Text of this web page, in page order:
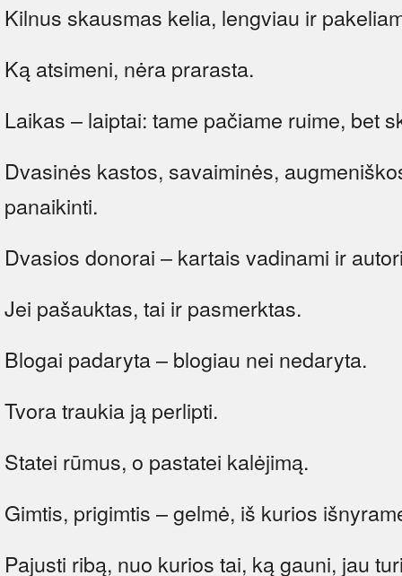
Kilnus skausmas kelia, lengviau ir
Ką atsimeni, nėra prarasta.
Laikas – laiptai: tame pačiame ruime, bet
Dvasinės kastos, savaiminės,
panaikinti.
Dvasios donorai – kartais vadinami ir
Jei pašauktas, tai ir pasmerktas.
Blogai padaryta – blogiau nei nedaryta.
Tvora traukia ją perlipti.
Statei rūmus, o pastatei kalėjimą.
Gimtis, prigimtis – gelmė, iš kurios
Pajusti ribą, nuo kurios tai, ką gauni, jau